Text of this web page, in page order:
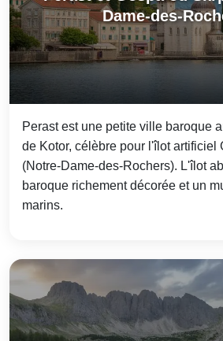
Dame-des-
Perast est une petite ville baroque
de Kotor, célèbre pour l'îlot artificiel
(Notre-Dame-des-Rochers). L'îlot
baroque richement décorée et un
marins.